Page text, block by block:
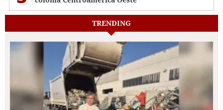
TRENDING